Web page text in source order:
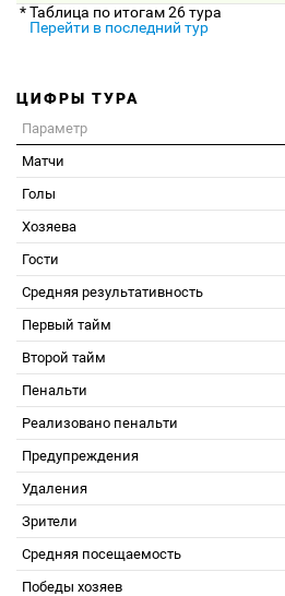
* Таблица по итогам 26 тура
Перейти в последний тур
ЦИФРЫ ТУРА
Параметр
Матчи
Голы
Хозяева
Гости
Средняя результативность
Первый тайм
Второй тайм
Пенальти
Реализовано пенальти
Предупреждения
Удаления
Зрители
Средняя посещаемость
Победы хозяев